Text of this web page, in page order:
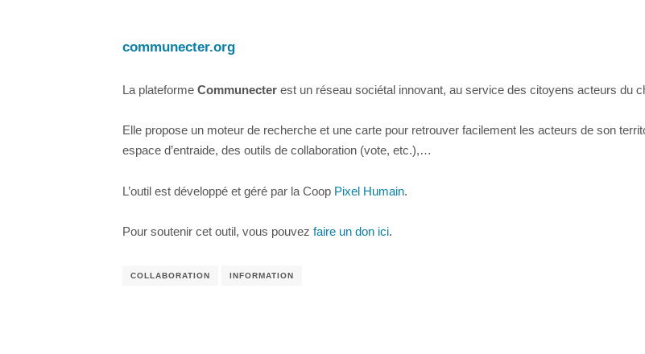
communecter.org
La plateforme Communecter est un réseau sociétal innovant, au service des citoyens acteurs du
Elle propose un moteur de recherche et une carte pour retrouver facilement les acteurs de son
espace d’entraide, des outils de collaboration (vote, etc.),…
L’outil est développé et géré par la Coop Pixel Humain.
Pour soutenir cet outil, vous pouvez faire un don ici.
COLLABORATION INFORMATION